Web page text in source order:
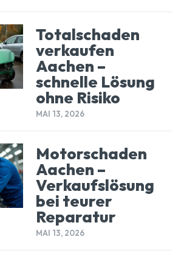
Totalschaden
verkaufen
Aachen –
schnelle Lösung
ohne Risiko
MAI 13, 2026
Motorschaden
Aachen –
Verkaufslösung
bei teurer
Reparatur
MAI 13, 2026